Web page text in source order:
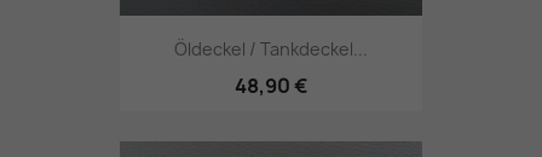
Öldeckel / Tankdeckel...
48,90 €